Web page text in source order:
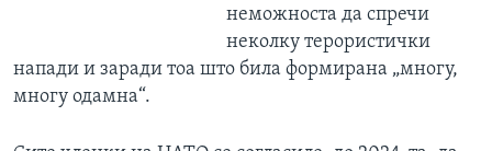
неможноста да спречи
неколку терористички
напади и заради тоа што била формирана „многу,
многу одамна“.